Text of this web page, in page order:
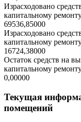
Израсходовано
капитальному
69536,85000
Израсходовано
капитальному
16724,38000
Остаток средств на
капитальному
0,00000
Текущая
помещений